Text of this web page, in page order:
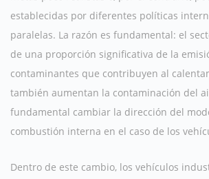
establecidas por diferentes políticas
paralelas. La razón es fundamental: el
de una proporción significativa de la
contaminantes que contribuyen al
también aumentan la contaminación del
fundamental cambiar la dirección del
combustión interna en el caso de los
Dentro de este cambio, los vehículos